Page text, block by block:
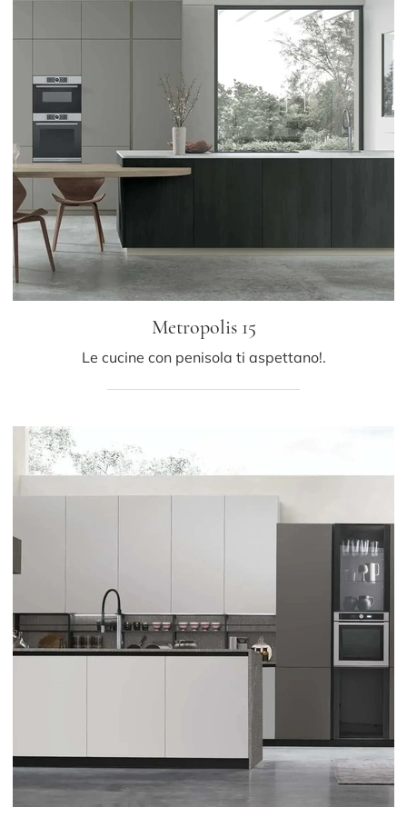
Metropolis 15
Le cucine con penisola ti aspettano!.